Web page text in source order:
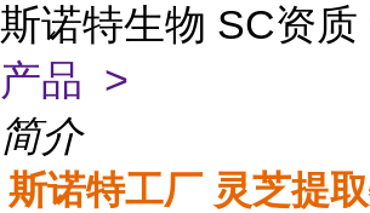
斯诺特生物 SC资质
产品 >
简介
斯诺特工厂 灵芝提